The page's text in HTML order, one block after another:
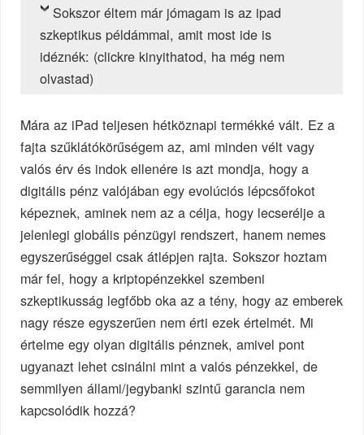
Sokszor éltem már jómagam is az ipad
szkeptikus példámmal, amit most ide is
idéznék: (clickre kinyithatod, ha még nem
olvastad)
Mára az iPad teljesen hétköznapi termékké vált. Ez a
fajta szűklátókörűségem az, ami minden vélt vagy
valós érv és indok ellenére is azt mondja, hogy a
digitális pénz valójában egy evolúciós lépcsőfokot
képeznek, aminek nem az a célja, hogy lecserélje a
jelenlegi globális pénzügyi rendszert, hanem nemes
egyszerűséggel csak átlépjen rajta. Sokszor hoztam
már fel, hogy a kriptopénzekkel szembeni
szkeptikusság legfőbb oka az a tény, hogy az emberek
nagy része egyszerűen nem érti ezek értelmét. Mi
értelme egy olyan digitális pénznek, amivel pont
ugyanazt lehet csinálni mint a valós pénzekkel, de
semmilyen állami/jegybanki szintű garancia nem
kapcsolódik hozzá?